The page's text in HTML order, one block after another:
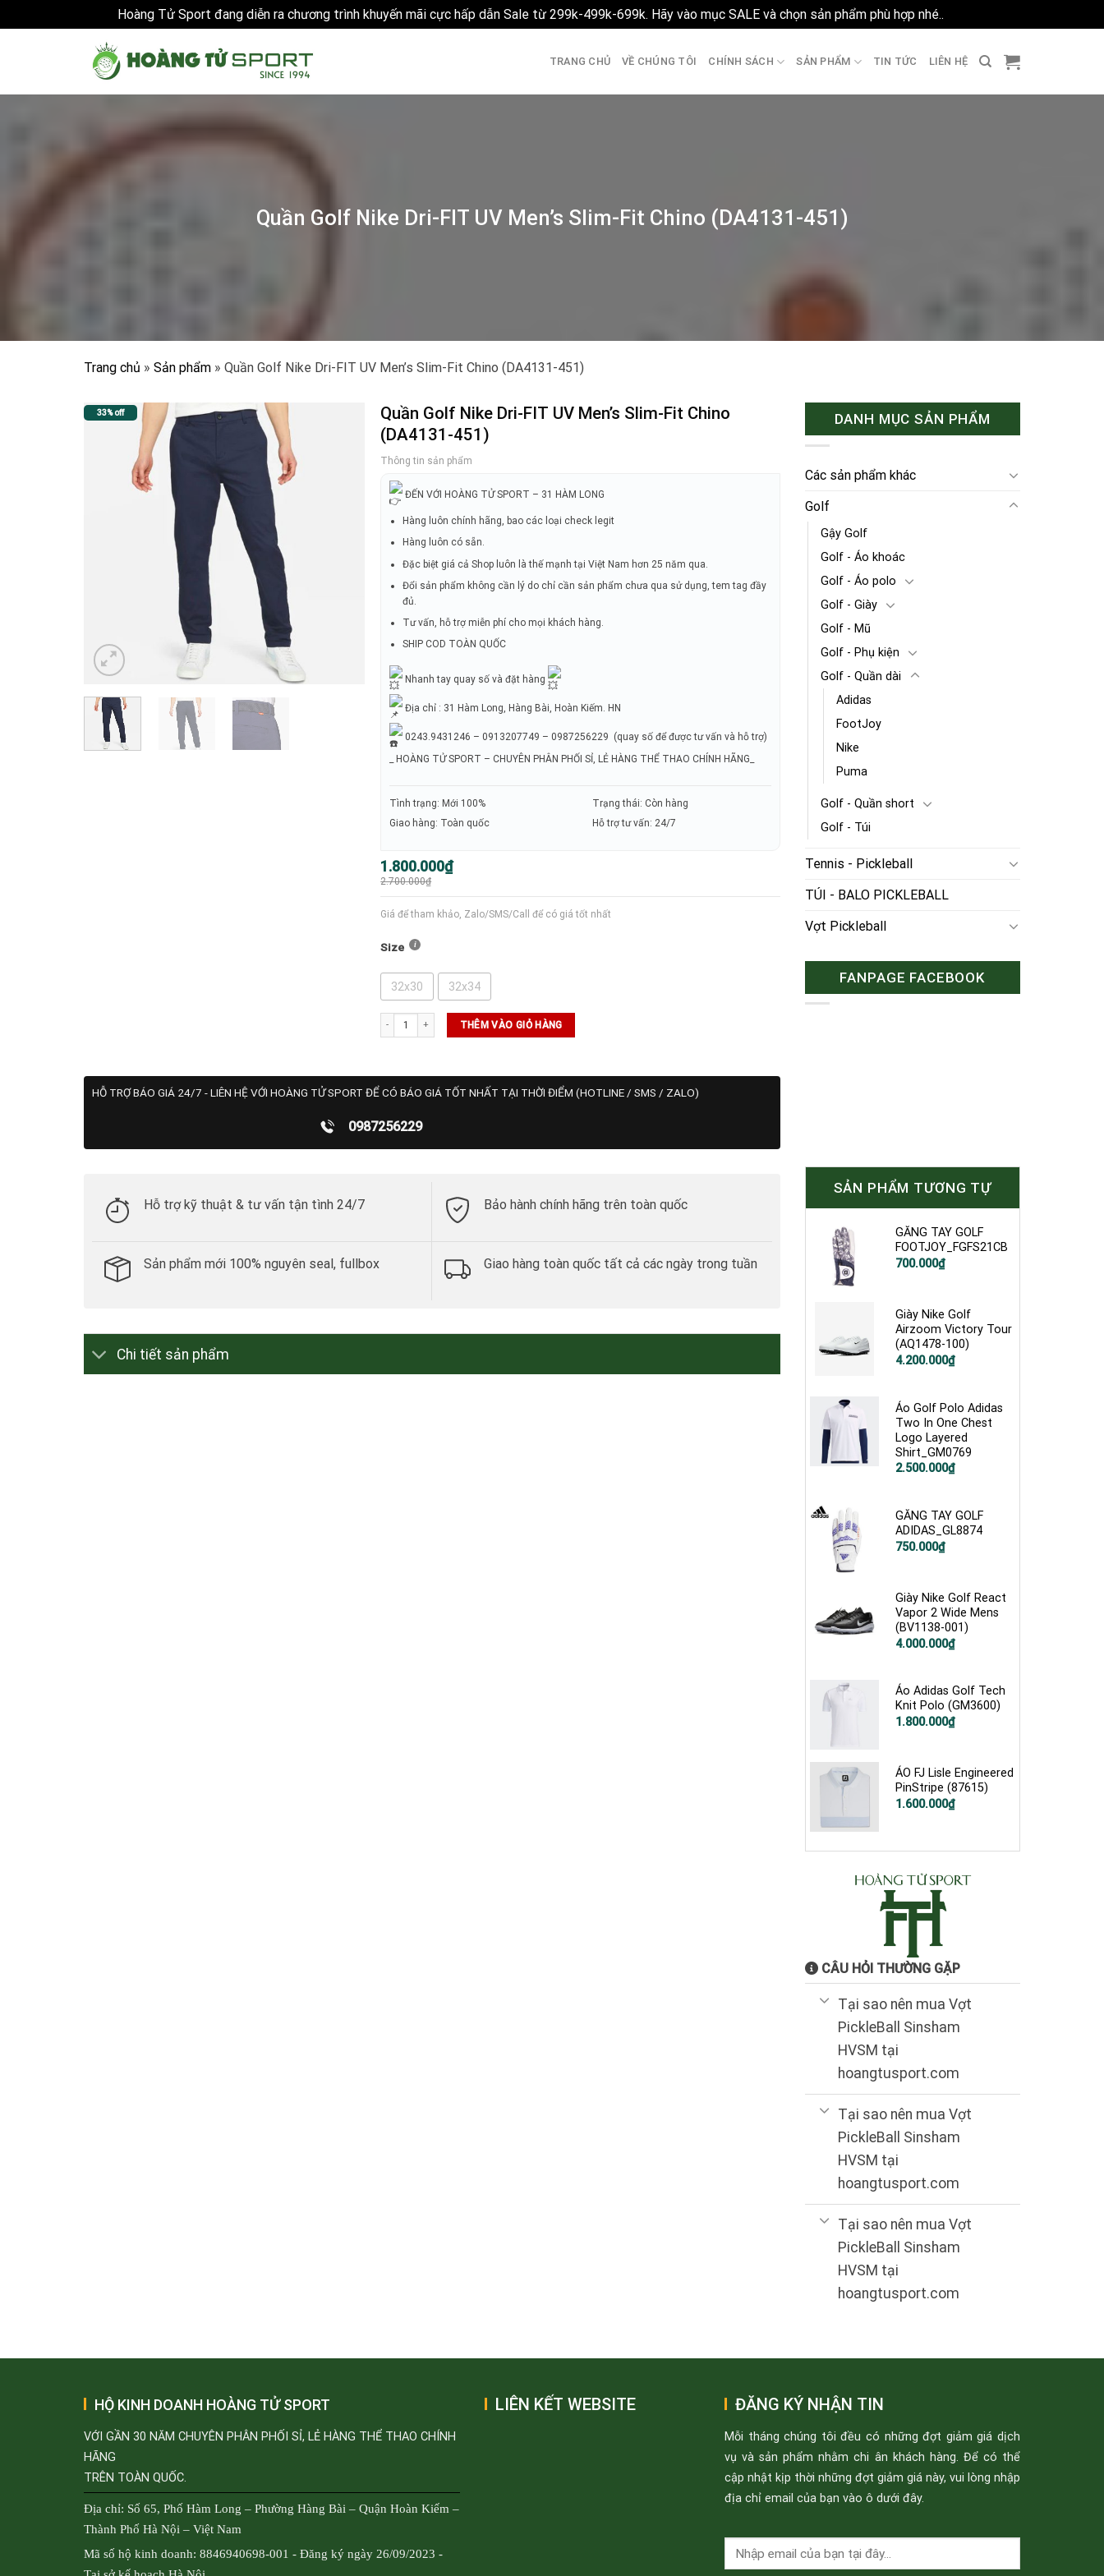
Hoàng Tử Sport đang diễn ra chương trình khuyến mãi cực hấp dẫn Sale từ 299k-499k-699k. Hãy vào mục SALE và chọn sản phẩm phù hợp nhé..
TRANG CHỦ VỀ CHÚNG TÔI CHÍNH SÁCH SẢN PHẨM TIN TỨC LIÊN HỆ
Quần Golf Nike Dri-FIT UV Men’s Slim-Fit Chino (DA4131-451)
Trang chủ » Sản phẩm » Quần Golf Nike Dri-FIT UV Men’s Slim-Fit Chino (DA4131-451)
33% off
Quần Golf Nike Dri-FIT UV Men’s Slim-Fit Chino
(DA4131-451)
Thông tin sản phẩm
ĐẾN VỚI HOÀNG TỬ SPORT – 31 HÀM LONG
Hàng luôn chính hãng, bao các loại check legit
Hàng luôn có sẵn.
Đặc biệt giá cả Shop luôn là thế mạnh tại Việt Nam hơn 25 năm qua.
Đổi sản phẩm không cần lý do chỉ cần sản phẩm chưa qua sử dụng, tem tag đầy
đủ.
Tư vấn, hỗ trợ miễn phí cho mọi khách hàng.
SHIP COD TOÀN QUỐC
Nhanh tay quay số và đặt hàng
Địa chỉ : 31 Hàm Long, Hàng Bài, Hoàn Kiếm. HN
0243.9431246 – 0913207749 – 0987256229 (quay số để được tư vấn và hỗ trợ)
_ HOÀNG TỬ SPORT – CHUYÊN PHÂN PHỐI SỈ, LẺ HÀNG THỂ THAO CHÍNH HÃNG_
Tình trạng: Mới 100%
Giao hàng: Toàn quốc
Trạng thái: Còn hàng
Hỗ trợ tư vấn: 24/7
2.700.000₫
Giá
gốc
là:
1.800.000₫
Giá
hiện
tại
Giá để tham khảo, Zalo/SMS/Call để có giá tốt nhất
Size
32x30 32x34
Quần Golf Nike Dri-FIT UV Men's Slim-Fit Chino (DA4131-451) số lượng
THÊM VÀO GIỎ HÀNG
HỖ TRỢ BÁO GIÁ 24/7 - LIÊN HỆ VỚI HOÀNG TỬ SPORT ĐỂ CÓ BÁO GIÁ TỐT NHẤT TẠI THỜI ĐIỂM (HOTLINE / SMS / ZALO)
0987256229
Hỗ trợ kỹ thuật & tư vấn tận tình 24/7 Bảo hành chính hãng trên toàn quốc
Sản phẩm mới 100% nguyên seal, fullbox Giao hàng toàn quốc tất cả các ngày trong tuần
Chi tiết sản phẩm
DANH MỤC SẢN PHẨM
Các sản phẩm khác
Golf
Gậy Golf
Golf - Áo khoác
Golf - Áo polo
Golf - Giày
Golf - Mũ
Golf - Phụ kiện
Golf - Quần dài
Adidas
FootJoy
Nike
Puma
Golf - Quần short
Golf - Túi
Tennis - Pickleball
TÚI - BALO PICKLEBALL
Vợt Pickleball
FANPAGE FACEBOOK
SẢN PHẨM TƯƠNG TỰ
GĂNG TAY GOLF
FOOTJOY_FGFS21CB
700.000₫
Giày Nike Golf
Airzoom Victory Tour
(AQ1478-100)
Giá
4.200.000₫
Giá
4.200.000₫.
Áo Golf Polo Adidas
Two In One Chest
Logo Layered
Shirt_GM0769
2.500.000₫
GĂNG TAY GOLF
ADIDAS_GL8874
750.000₫
Giày Nike Golf React
Vapor 2 Wide Mens
(BV1138-001)
Giá
4.000.000₫
Giá
4.000.000₫.
Áo Adidas Golf Tech
Knit Polo (GM3600)
1.800.000₫
ÁO FJ Lisle Engineered
PinStripe (87615)
1.600.000₫
CÂU HỎI THƯỜNG GẶP
Tại sao nên mua Vợt
PickleBall Sinsham
HVSM tại
hoangtusport.com
Tại sao nên mua Vợt
PickleBall Sinsham
HVSM tại
hoangtusport.com
Tại sao nên mua Vợt
PickleBall Sinsham
HVSM tại
hoangtusport.com
HỘ KINH DOANH HOÀNG TỬ SPORT
VỚI GẦN 30 NĂM CHUYÊN PHÂN PHỐI SỈ, LẺ HÀNG THỂ THAO CHÍNH
HÃNG
TRÊN TOÀN QUỐC.
Địa chỉ: Số 65, Phố Hàm Long – Phường Hàng Bài – Quận Hoàn Kiếm –
Thành Phố Hà Nội – Việt Nam
Mã số hộ kinh doanh: 8846940698-001 - Đăng ký ngày 26/09/2023 -
LIÊN KẾT WEBSITE ĐĂNG KÝ NHẬN TIN
Mỗi tháng chúng tôi đều có những đợt giảm giá dịch
vụ và sản phẩm nhằm chi ân khách hàng. Để có thể
cập nhật kịp thời những đợt giảm giá này, vui lòng nhập
địa chỉ email của bạn vào ô dưới đây.